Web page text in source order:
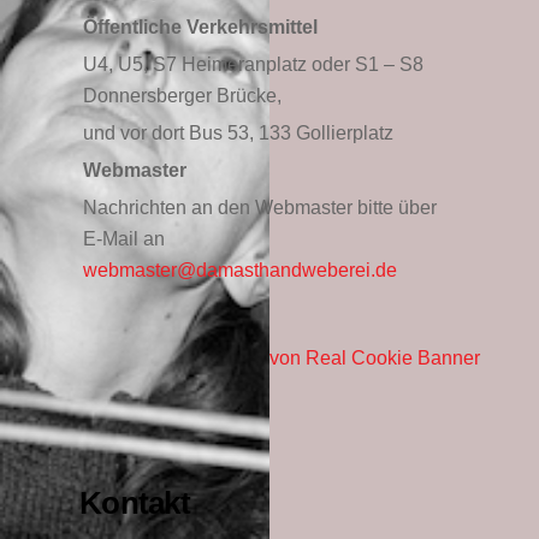
Kontakt
Öffentliche Verkehrsmittel
U4, U5, S7 Heimeranplatz oder S1 – S8
Donnersberger Brücke,
und vor dort Bus 53, 133 Gollierplatz
Webmaster
Nachrichten an den Webmaster bitte über
E-Mail an
webmaster@damasthandweberei.de
Consent Management Platform von Real Cookie Banner